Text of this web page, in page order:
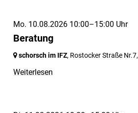
Mo. 10.08.2026 10:00–15:00 Uhr
Beratung
schorsch im IFZ, Rostocker Straße Nr.7,
Weiterlesen